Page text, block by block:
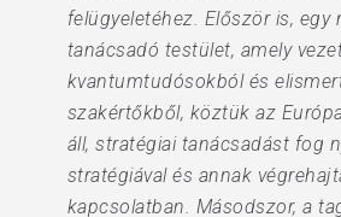
felügyeletéhez. Először is, egy
tanácsadó testület, amely
kvantumtudósokból és
szakértőkből, köztük az
áll, stratégiai tanácsadást fog
stratégiával és annak
kapcsolatban. Másodszor, a